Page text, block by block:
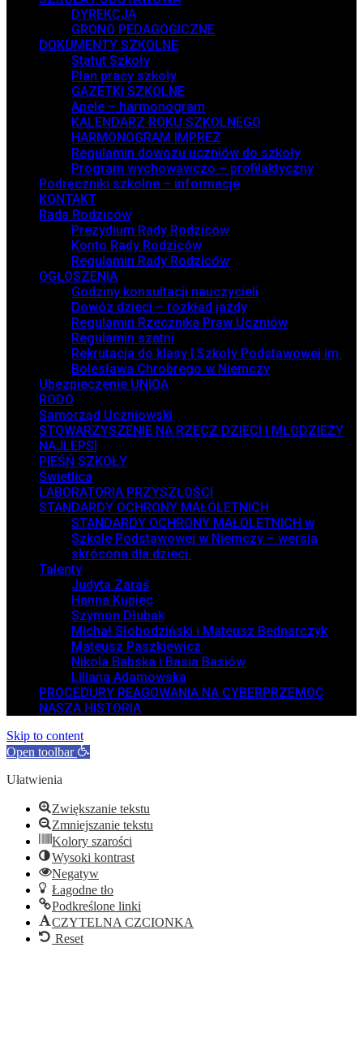
DYREKCJA
GRONO PEDAGOGICZNE
DOKUMENTY SZKOLNE
Statut Szkoły
Plan pracy szkoły
GAZETKI SZKOLNE
Apele – harmonogram
KALENDARZ ROKU SZKOLNEGO
HARMONOGRAM IMPREZ
Regulamin dowozu uczniów do szkoły
Program wychowawczo – profilaktyczny
Podręczniki szkolne – informacje
KONTAKT
Rada Rodziców
Prezydium Rady Rodziców
Konto Rady Rodziców
Regulamin Rady Rodziców
OGŁOSZENIA
Godziny konsultacji nauczycieli
Dowóz dzieci – rozkład jazdy
Regulamin Rzecznika Praw Uczniów
Regulamin szatni
Rekrutacja do klasy I Szkoły Podstawowej im.
Bolesława Chrobrego w Niemczy
Ubezpieczenie UNIQA
RODO
Samorząd Uczniowski
STOWARZYSZENIE NA RZECZ DZIECI I MŁODZIEŻY
NAJLEPSI
PIEŚŃ SZKOŁY
Świetlica
LABORATORIA PRZYSZŁOŚCI
STANDARDY OCHRONY MAŁOLETNICH
STANDARDY OCHRONY MAŁOLETNICH w
Szkole Podstawowej w Niemczy – wersja
skrócona dla dzieci.
Talenty
Judyta Zaraś
Hanna Kupiec
Szymon Dłubak
Michał Słobodziński i Mateusz Bednarczyk
Mateusz Paszkiewicz
Nikola Babska i Basia Basiów
Liliana Adamowska
PROCEDURY REAGOWANIA NA CYBERPRZEMOC
NASZA HISTORIA
Skip to content
Open toolbar
Ułatwienia
Zwiększanie tekstu
Zmniejszanie tekstu
Kolory szarości
Wysoki kontrast
Negatyw
Łagodne tło
Podkreślone linki
CZYTELNA CZCIONKA
Reset